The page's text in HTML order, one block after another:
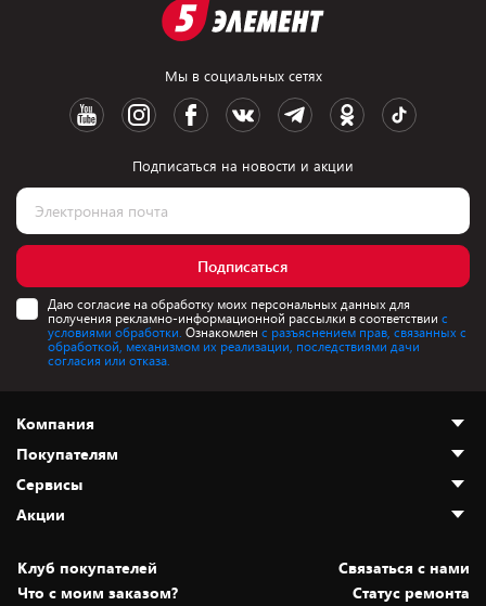
Мы в социальных сетях
Подписаться на новости и акции
Подписаться
Даю согласие на обработку моих персональных данных для
получения рекламно-информационной рассылки в соответствии с
условиями обработки. Ознакомлен с разъяснением прав, связанных с
обработкой, механизмом их реализации, последствиями дачи
согласия или отказа.
Компания
О нас
Адреса магазинов
Новости
Статьи и обзоры
Вакансии
Покупателям
Как сделать заказ
Оплата и доставка
Безналичный расчёт
Обмен и возврат товара
Сервисы
Установка техники
Для игровых консолей
Акции
Скидки и промокоды
Белорусские товары
Клуб покупателей
Cвязаться с нами
Что с моим заказом?
Статус ремонта